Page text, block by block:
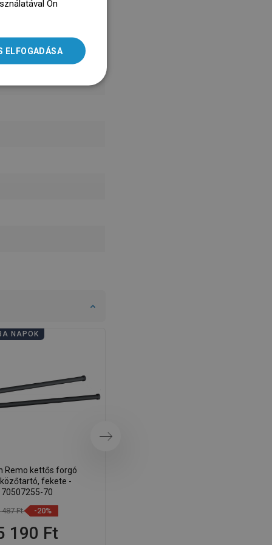
NAPOK
Remo kettős forgó
fekete -
70507255-70
487 Ft -20%
190 Ft
Következő
LITHUANIAN
GREEK
Ön
ELFOGADÁSA